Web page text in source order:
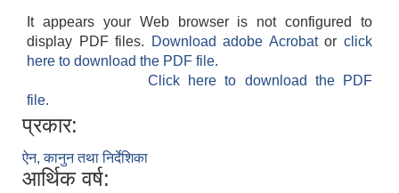
It appears your Web browser is not configured to
display PDF files.
Download adobe Acrobatorclick
here to download the PDF file.
Click here to download the PDF
file.
प्रकार:
ऐन, कानुन तथा निर्देशिका
आर्थिक वर्ष: